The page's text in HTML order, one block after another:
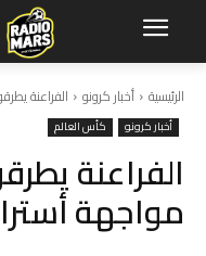
الرئيسية أخبار كرونو الفراعنة
أخبار كرونو كأس العالم
الفراعنة
مواجهة